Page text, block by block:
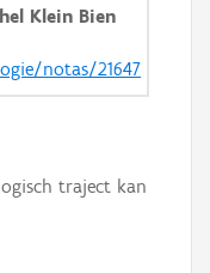
Klein Bien
notas/21647
traject kan